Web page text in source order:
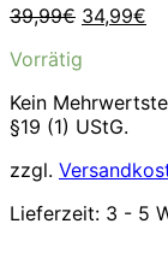
39,99€
war:
34,99€
Vorrätig
Kein
§19 (1) UStG.
zzgl.
Lieferzeit: 3 - 5